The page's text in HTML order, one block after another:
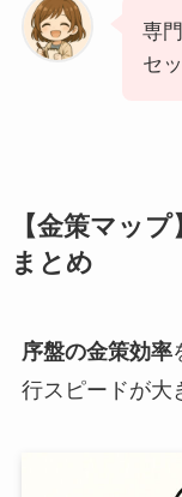
専
セ
【金策マッ
まとめ
序盤の金策効率
行スピードが大